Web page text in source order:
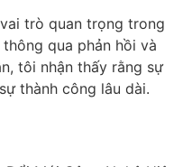
trò quan trọng trong
qua phản hồi và
tôi nhận thấy rằng sự
thành công lâu dài.